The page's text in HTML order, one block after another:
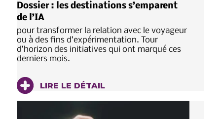
Dossier : les destinations s’emparent
de l’IA
pour transformer la relation avec le voyageur
ou à des fins d’expérimentation. Tour
d’horizon des initiatives qui ont marqué ces
derniers mois.
LIRE LE DÉTAIL